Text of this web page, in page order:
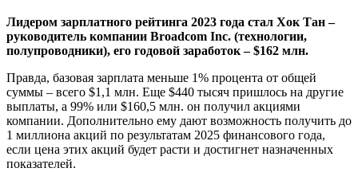
Лидером зарплатного рейтинга 2023 года стал Хок Тан –
руководитель компании Broadcom Inc. (технологии,
полупроводники), его годовой заработок – $162 млн.
Правда, базовая зарплата меньше 1% процента от общей
суммы – всего $1,1 млн. Еще $440 тысяч пришлось на другие
выплаты, а 99% или $160,5 млн. он получил акциями
компании. Дополнительно ему дают возможность получить до
1 миллиона акций по результатам 2025 финансового года,
если цена этих акций будет расти и достигнет назначенных
показателей.